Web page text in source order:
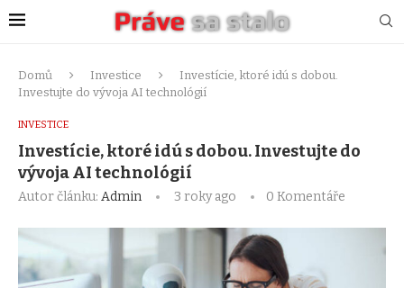
Domů Investice
Investície, ktoré idú s dobou.
Investujte do vývoja AI technológií
INVESTICE
Investície, ktoré idú s dobou. Investujte do
vývoja AI technológií
Autor článku: Admin 3 roky ago 0 Komentáře